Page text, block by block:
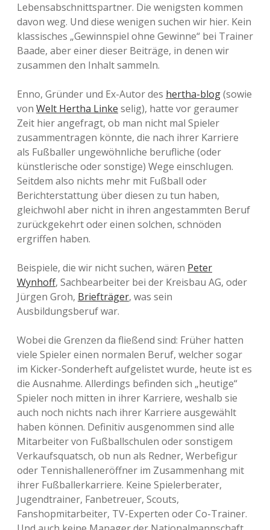
Lebensabschnittspartner. Die wenigsten kommen
davon weg. Und diese wenigen suchen wir hier. Kein
klassisches „Gewinnspiel ohne Gewinne“ bei Trainer
Baade, aber einer dieser Beiträge, in denen wir
zusammen den Inhalt sammeln.
Enno, Gründer und Ex-Autor des hertha-blog(sowie
von Welt Hertha Linke selig), hatte vor geraumer
Zeit hier angefragt, ob man nicht mal Spieler
zusammentragen könnte, die nach ihrer Karriere
als Fußballer ungewöhnliche berufliche (oder
künstlerische oder sonstige) Wege einschlugen.
Seitdem also nichts mehr mit Fußball oder
Berichterstattung über diesen zu tun haben,
gleichwohl aber nicht in ihren angestammten Beruf
zurückgekehrt oder einen solchen, schnöden
ergriffen haben.
Beispiele, die wir nicht suchen, wären Peter
Wynhoff, Sachbearbeiter bei der Kreisbau AG, oder
Jürgen Groh, Briefträger, was sein
Ausbildungsberuf war.
Wobei die Grenzen da fließend sind: Früher hatten
viele Spieler einen normalen Beruf, welcher sogar
im Kicker-Sonderheft aufgelistet wurde, heute ist es
die Ausnahme. Allerdings befinden sich „heutige“
Spieler noch mitten in ihrer Karriere, weshalb sie
auch noch nichts nach ihrer Karriere ausgewählt
haben können. Definitiv ausgenommen sind alle
Mitarbeiter von Fußballschulen oder sonstigem
Verkaufsquatsch, ob nun als Redner, Werbefigur
oder Tennishalleneröffner im Zusammenhang mit
ihrer Fußballerkarriere. Keine Spielerberater,
Jugendtrainer, Fanbetreuer, Scouts,
Fanshopmitarbeiter, TV-Experten oder Co-Trainer.